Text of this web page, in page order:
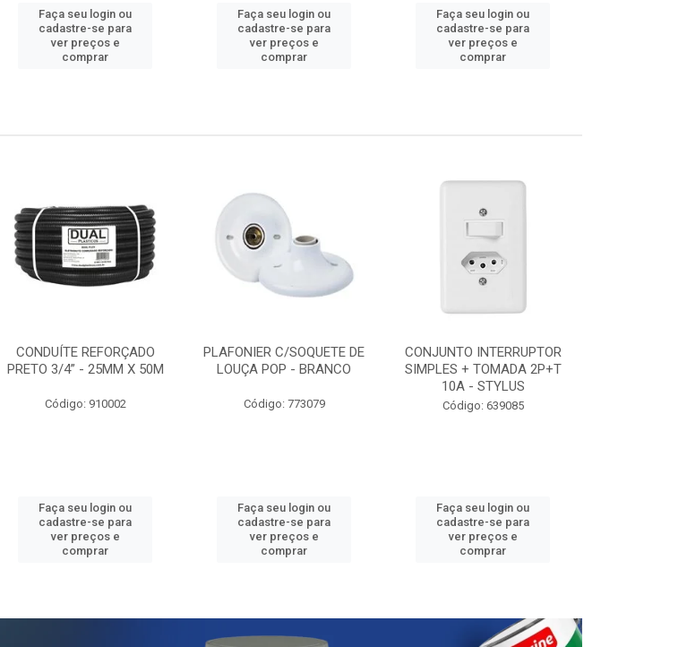
Faça seu login ou
cadastre-se para
ver preços e
comprar
Faça seu login ou
cadastre-se para
ver preços e
comprar
Faça seu login ou
cadastre-se para
ver preços e
comprar
CONDUÍTE REFORÇADO
PRETO 3/4” - 25MM X 50M
Código: 910002
Faça seu login ou
cadastre-se para
ver preços e
comprar
PLAFONIER C/SOQUETE DE
LOUÇA POP - BRANCO
Código: 773079
Faça seu login ou
cadastre-se para
ver preços e
comprar
CONJUNTO INTERRUPTOR
SIMPLES + TOMADA 2P+T
10A - STYLUS
Código: 639085
Faça seu login ou
cadastre-se para
ver preços e
comprar